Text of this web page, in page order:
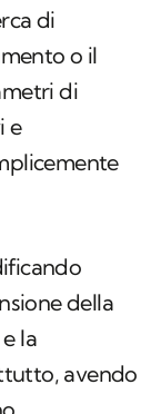
di
o il
di
e
della
la
avendo